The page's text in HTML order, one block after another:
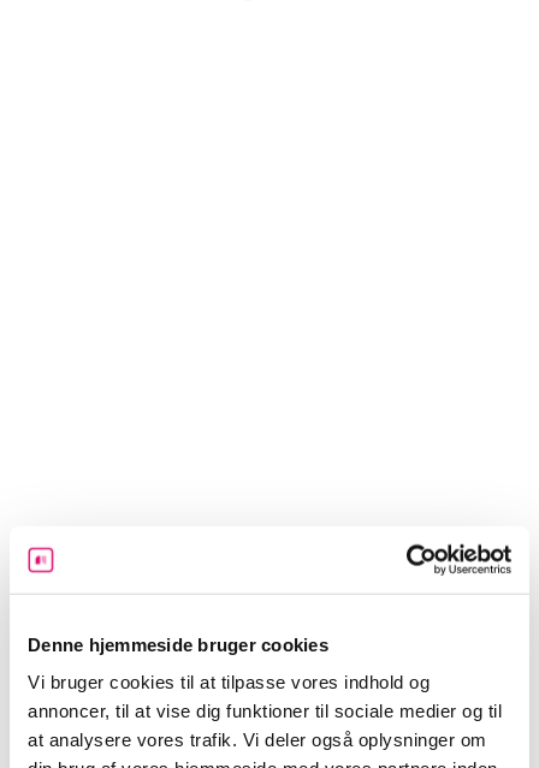
Denne hjemmeside bruger cookies
Vi bruger cookies til at tilpasse vores indhold og
annoncer, til at vise dig funktioner til sociale medier og til
at analysere vores trafik. Vi deler også oplysninger om